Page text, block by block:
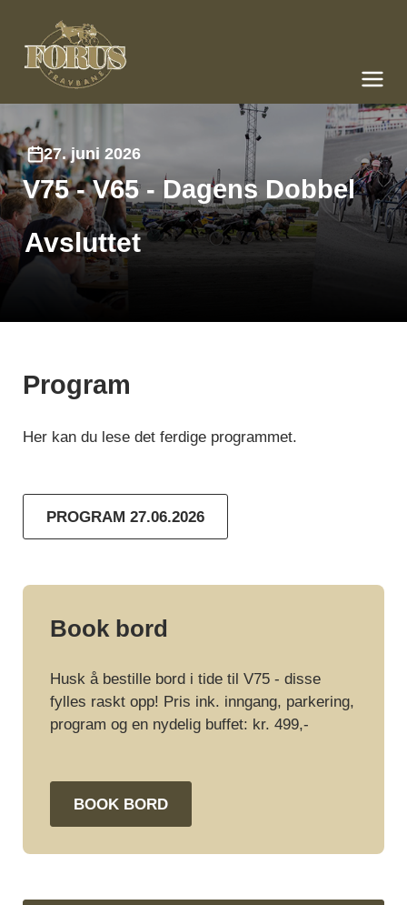
27. juni 2026
V75 - V65 - Dagens Dobbel
Avsluttet
Program
Her kan du lese det ferdige programmet.
PROGRAM 27.06.2026
Book bord
Husk å bestille bord i tide til V75 - disse
fylles raskt opp! Pris ink. inngang, parkering,
program og en nydelig buffet: kr. 499,-
BOOK BORD